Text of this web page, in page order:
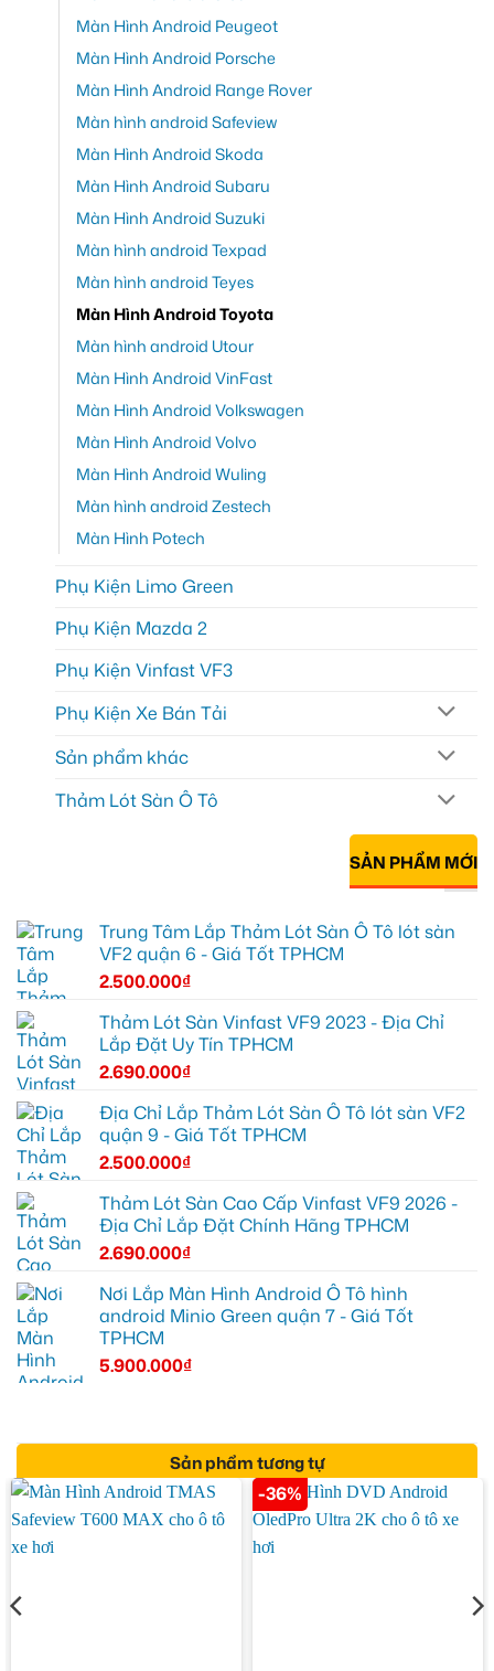
Màn Hình Android Peugeot
Màn Hình Android Porsche
Màn Hình Android Range Rover
Màn hình android Safeview
Màn Hình Android Skoda
Màn Hình Android Subaru
Màn Hình Android Suzuki
Màn hình android Texpad
Màn hình android Teyes
Màn Hình Android Toyota
Màn hình android Utour
Màn Hình Android VinFast
Màn Hình Android Volkswagen
Màn Hình Android Volvo
Màn Hình Android Wuling
Màn hình android Zestech
Màn Hình Potech
Phụ Kiện Limo Green
Phụ Kiện Mazda 2
Phụ Kiện Vinfast VF3
Phụ Kiện Xe Bán Tải
Sản phẩm khác
Thảm Lót Sàn Ô Tô
SẢN PHẨM MỚI
Trung Tâm Lắp Thảm Lót Sàn Ô Tô lót sàn
VF2 quận 6 - Giá Tốt TPHCM
2.500.000₫
Thảm Lót Sàn Vinfast VF9 2023 - Địa Chỉ
Lắp Đặt Uy Tín TPHCM
2.690.000₫
Địa Chỉ Lắp Thảm Lót Sàn Ô Tô lót sàn VF2
quận 9 - Giá Tốt TPHCM
2.500.000₫
Thảm Lót Sàn Cao Cấp Vinfast VF9 2026 -
Địa Chỉ Lắp Đặt Chính Hãng TPHCM
2.690.000₫
Nơi Lắp Màn Hình Android Ô Tô hình
android Minio Green quận 7 - Giá Tốt
TPHCM
5.900.000₫
Sản phẩm tương tự
-36%